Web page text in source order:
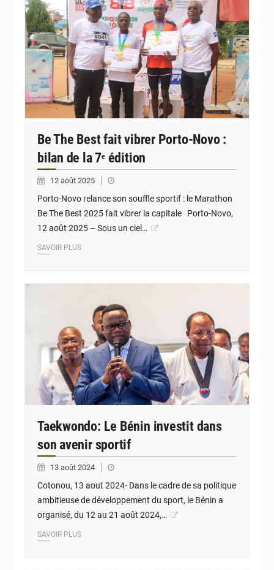
Be The Best fait vibrer Porto-Novo :
bilan de la 7ᵉ édition
12 août 2025
Porto-Novo relance son souffle sportif : le Marathon
Be The Best 2025 fait vibrer la capitale Porto-Novo,
12 août 2025 – Sous un ciel…
SAVOIR PLUS
Taekwondo: Le Bénin investit dans
son avenir sportif
13 août 2024
Cotonou, 13 aout 2024- Dans le cadre de sa politique
ambitieuse de développement du sport, le Bénin a
organisé, du 12 au 21 août 2024,…
SAVOIR PLUS